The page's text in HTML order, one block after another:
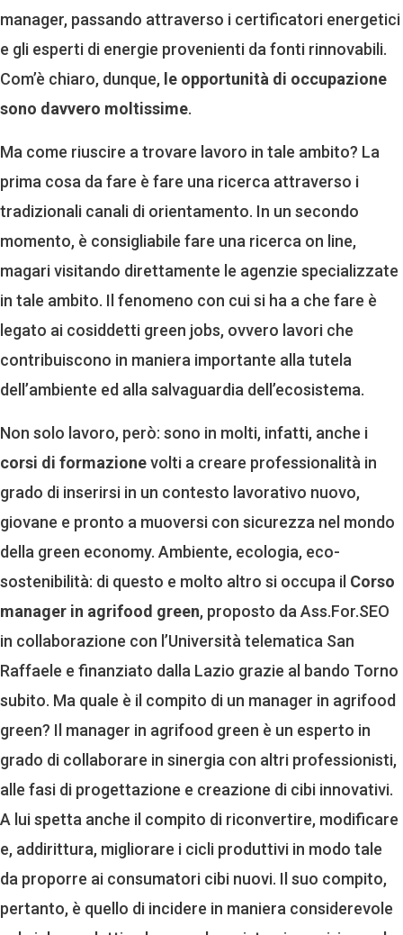
manager, passando attraverso i certificatori energetici
e gli esperti di energie provenienti da fonti rinnovabili.
Com’è chiaro, dunque, le opportunità di occupazione
sono davvero moltissime.
Ma come riuscire a trovare lavoro in tale ambito? La
prima cosa da fare è fare una ricerca attraverso i
tradizionali canali di orientamento. In un secondo
momento, è consigliabile fare una ricerca on line,
magari visitando direttamente le agenzie specializzate
in tale ambito. Il fenomeno con cui si ha a che fare è
legato ai cosiddetti green jobs, ovvero lavori che
contribuiscono in maniera importante alla tutela
dell’ambiente ed alla salvaguardia dell’ecosistema.
Non solo lavoro, però: sono in molti, infatti, anche i
corsi di formazionevolti a creare professionalità in
grado di inserirsi in un contesto lavorativo nuovo,
giovane e pronto a muoversi con sicurezza nel mondo
della green economy. Ambiente, ecologia, eco-
sostenibilità: di questo e molto altro si occupa il Corso
manager in agrifood green, proposto da Ass.For.SEO
in collaborazione con l’Università telematica San
Raffaele e finanziato dalla Lazio grazie al bando Torno
subito. Ma quale è il compito di un manager in agrifood
green? Il manager in agrifood green è un esperto in
grado di collaborare in sinergia con altri professionisti,
alle fasi di progettazione e creazione di cibi innovativi.
A lui spetta anche il compito di riconvertire, modificare
e, addirittura, migliorare i cicli produttivi in modo tale
da proporre ai consumatori cibi nuovi. Il suo compito,
pertanto, è quello di incidere in maniera considerevole